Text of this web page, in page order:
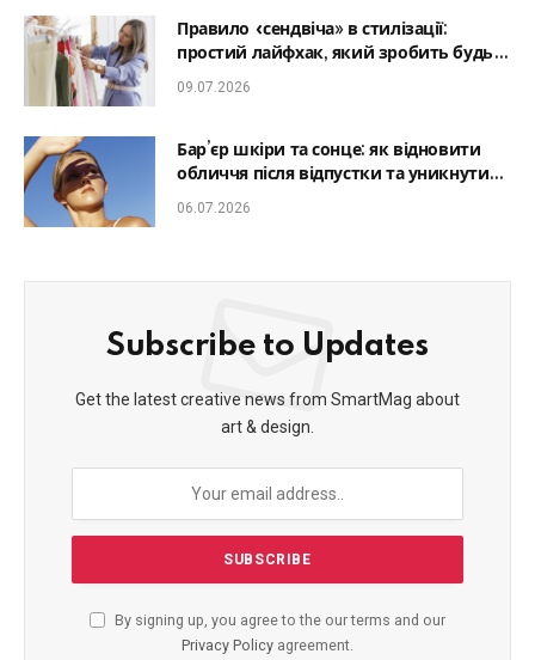
Правило «сендвіча» в стилізації:
простий лайфхак, який зробить будь-
який образ гармонійним
09.07.2026
Бар’єр шкіри та сонце: як відновити
обличчя після відпустки та уникнути
фотостаріння
06.07.2026
Subscribe to Updates
Get the latest creative news from SmartMag about
art & design.
By signing up, you agree to the our terms and our
Privacy Policy agreement.